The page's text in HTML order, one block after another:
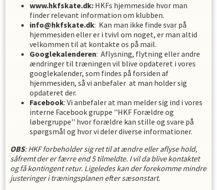
www.hkfskate.dk: HKFs hjemmeside hvor man
finder relevant information om klubben.
info@hkfskate.dk: Kan man ikke finde svar på
hjemmesiden eller er i tvivl om noget, er man altid
velkommen til at kontakte os på mail.
Googlekalenderen: Aflysning, flytning eller andre
ændringer til træningen vil blive opdateret i vores
googlekalender, som findes på forsiden af
hjemmesiden, så vi anbefaler at man holder sig
opdateret der.
Facebook: Vi anbefaler at man melder sig ind i vores
interne Facebook gruppe ''HKF Forældre og
løbergruppe'' hvor forældre kan stille og svare på
spørgsmål og hvor vi deler diverse informationer.
OBS: HKF forbeholder sig ret til at ændre eller aflyse hold,
såfremt der er færre end 5 tilmeldte. I vil da blive kontaktet
og få kontingent retur. Ligeledes kan der forekomme mindre
justeringer i træningsplanen efter sæsonstart.